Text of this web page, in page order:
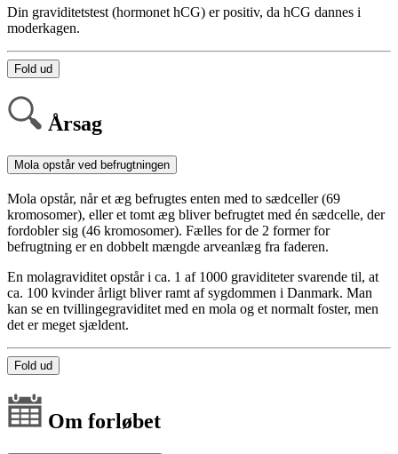
Din graviditetstest (hormonet hCG) er positiv, da hCG dannes i
moderkagen.
Fold ud
Årsag
Mola opstår ved befrugtningen
Mola opstår, når et æg befrug­tes enten med to sædceller (69
kromosomer), eller et tomt æg bliver befrugtet med én sædcelle, der
fordobler sig (46 kromosomer). Fælles for de 2 former for
befrugtning er en dobbelt mængde arveanlæg fra faderen.
En molagraviditet opstår i ca. 1 af 1000 graviditeter svarende til, at
ca. 100 kvinder årligt bliver ramt af sygdommen i Danmark. Man
kan se en tvillingegraviditet med en mola og et normalt foster, men
det er meget sjældent.
Fold ud
Om forløbet